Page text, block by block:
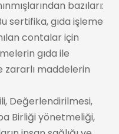
bazıları:
sertifika, gıda işleme
contalar için
gıda ile
zararlı maddelerin
Değerlendirilmesi,
Birliği yönetmeliği,